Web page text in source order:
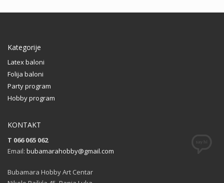
Kategorije
Latex baloni
Folija baloni
Party program
Hobby program
KONTAKT
T 066 065 062
Email: bubamarahobby@gmail.com
Bubamara Hobby Art Centar